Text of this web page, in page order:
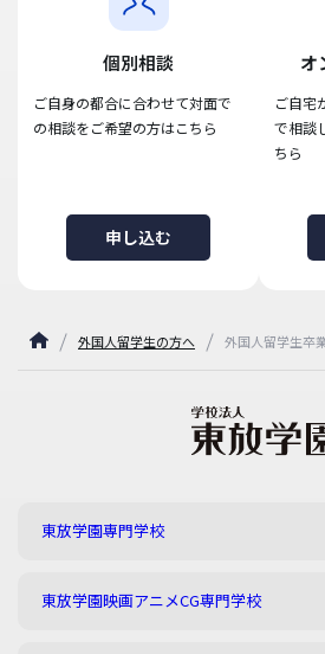
個別相談
ご自身の都合に合わせて対面で
の相談をご希望の方はこちら
申し込む
オ
ご自宅
で相談
ちら
外国人留学生の方へ 外国人留学生卒
東放学園専門学校
東放学園映画アニメCG専門学校